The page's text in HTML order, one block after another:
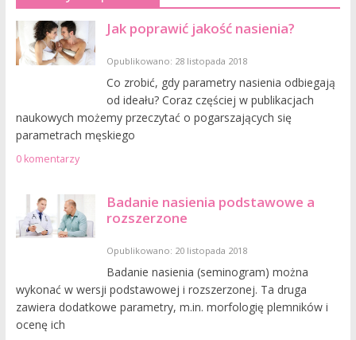
Jak poprawić jakość nasienia?
Opublikowano: 28 listopada 2018
Co zrobić, gdy parametry nasienia odbiegają
od ideału? Coraz częściej w publikacjach
naukowych możemy przeczytać o pogarszających się
parametrach męskiego
0 komentarzy
Badanie nasienia podstawowe a
rozszerzone
Opublikowano: 20 listopada 2018
Badanie nasienia (seminogram) można
wykonać w wersji podstawowej i rozszerzonej. Ta druga
zawiera dodatkowe parametry, m.in. morfologię plemników i
ocenę ich